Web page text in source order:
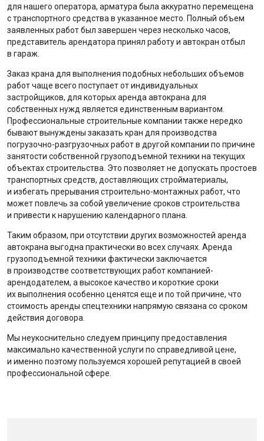
для нашего оператора, арматура была аккуратно перемещена
с транспортного средства в указанное место. Полный объем
заявленных работ был завершен через несколько часов,
представитель арендатора принял работу и автокран отбыл
в гараж.
Заказ крана для выполнения подобных небольших объемов
работ чаще всего поступает от индивидуальных
застройщиков, для которых аренда автокрана для
собственных нужд является единственным вариантом.
Профессиональные строительные компании также нередко
бывают вынуждены заказать кран для производства
погрузочно-разгрузочных работ в другой компании по причине
занятости собственной грузоподъемной техники на текущих
объектах строительства. Это позволяет не допускать простоев
транспортных средств, доставляющих стройматериалы,
и избегать прерывания строительно-монтажных работ, что
может повлечь за собой увеличение сроков строительства
и привести к нарушению календарного плана.
Таким образом, при отсутствии других возможностей аренда
автокрана выгодна практически во всех случаях. Аренда
грузоподъемной техники фактически заключается
в производстве соответствующих работ компанией-
арендодателем, а высокое качество и короткие сроки
их выполнения особенно ценятся еще и по той причине, что
стоимость аренды спецтехники напрямую связана со сроком
действия договора.
Мы неукоснительно следуем принципу предоставления
максимально качественной услуги по справедливой цене,
и именно поэтому пользуемся хорошей репутацией в своей
профессиональной сфере.